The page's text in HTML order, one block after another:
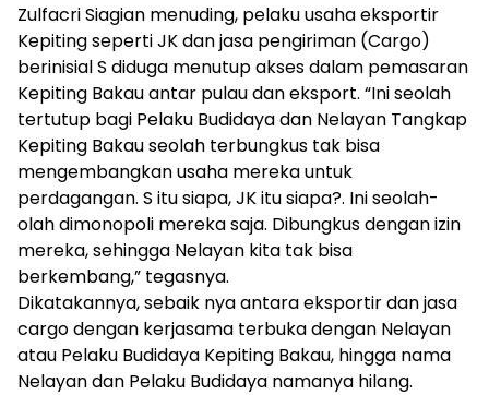
Zulfacri Siagian menuding, pelaku usaha eksportir
Kepiting seperti JK dan jasa pengiriman (Cargo)
berinisial S diduga menutup akses dalam pemasaran
Kepiting Bakau antar pulau dan eksport. “Ini seolah
tertutup bagi Pelaku Budidaya dan Nelayan Tangkap
Kepiting Bakau seolah terbungkus tak bisa
mengembangkan usaha mereka untuk
perdagangan. S itu siapa, JK itu siapa?. Ini seolah-
olah dimonopoli mereka saja. Dibungkus dengan izin
mereka, sehingga Nelayan kita tak bisa
berkembang,” tegasnya.
Dikatakannya, sebaik nya antara eksportir dan jasa
cargo dengan kerjasama terbuka dengan Nelayan
atau Pelaku Budidaya Kepiting Bakau, hingga nama
Nelayan dan Pelaku Budidaya namanya hilang.